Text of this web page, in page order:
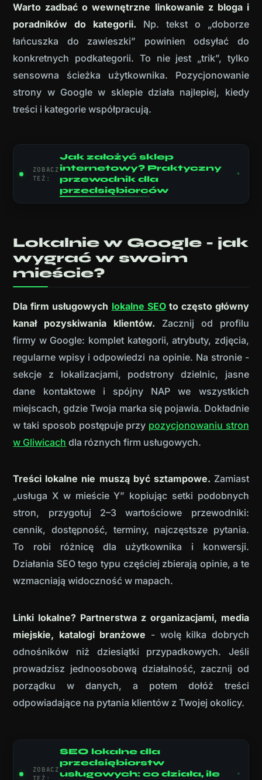
Warto zadbać o wewnętrzne linkowanie z bloga i
poradników do kategorii. Np. tekst o „doborze
łańcuszka do zawieszki” powinien odsyłać do
konkretnych podkategorii. To nie jest „trik”, tylko
sensowna ścieżka użytkownika. Pozycjonowanie
strony w Google w sklepie działa najlepiej, kiedy
treści i kategorie współpracują.
ZOBACZ
TEŻ:
Jak założyć sklep
internetowy? Praktyczny
przewodnik dla
przedsiębiorców
Lokalnie w Google - jak
wygrać w swoim
mieście?
Dla firm usługowych lokalne SEOto często główny
kanał pozyskiwania klientów. Zacznij od profilu
firmy w Google: komplet kategorii, atrybuty, zdjęcia,
regularne wpisy i odpowiedzi na opinie. Na stronie -
sekcje z lokalizacjami, podstrony dzielnic, jasne
dane kontaktowe i spójny NAP we wszystkich
miejscach, gdzie Twoja marka się pojawia. Dokładnie
w taki sposob postępuje przy pozycjonowaniu stron
w Gliwicach dla róznych firm usługowych.
Treści lokalne nie muszą być sztampowe. Zamiast
„usługa X w mieście Y” kopiując setki podobnych
stron, przygotuj 2–3 wartościowe przewodniki:
cennik, dostępność, terminy, najczęstsze pytania.
To robi różnicę dla użytkownika i konwersji.
Działania SEO tego typu częściej zbierają opinie, a te
wzmacniają widoczność w mapach.
Linki lokalne? Partnerstwa z organizacjami, media
miejskie, katalogi branżowe - wolę kilka dobrych
odnośników niż dziesiątki przypadkowych. Jeśli
prowadzisz jednoosobową działalność, zacznij od
porządku w danych, a potem dołóż treści
odpowiadające na pytania klientów z Twojej okolicy.
ZOBACZ
SEO lokalne dla
przedsiębiorstw
usługowych: co działa, ile